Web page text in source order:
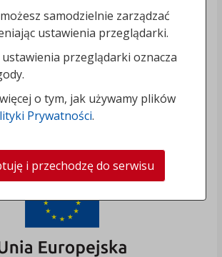
samodzielnie zarządzać
ustawienia przeglądarki.
przeglądarki oznacza
o tym, jak używamy plików
Prywatności.
i przechodzę do serwisu